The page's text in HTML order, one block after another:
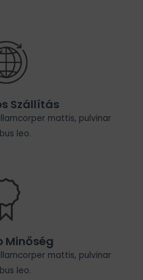
Szállítás
mattis, pulvinar
leo.
Minőség
mattis, pulvinar
leo.